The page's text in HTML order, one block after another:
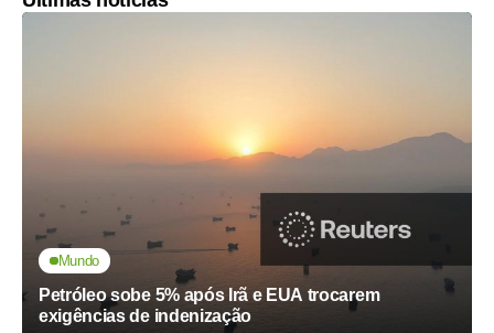
Mundo
Petróleo sobe 5% após Irã e EUA trocarem
exigências de indenização